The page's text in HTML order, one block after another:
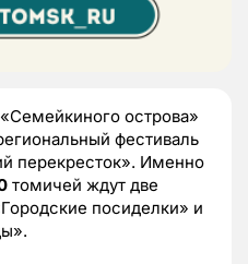
острова»
фестиваль
перекресток». Именно
томичей ждут две
посиделки» и